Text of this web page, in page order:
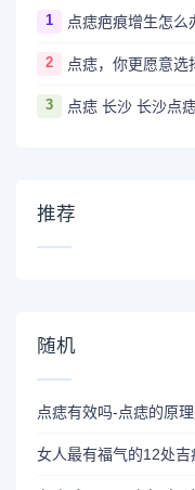
1 点痣疤痕增生怎么
2 点痣，你更愿意选
3
推荐
随机
点痣有效吗-点痣的原
女人最有福气的12处吉